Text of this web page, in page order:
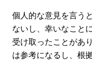
個人的な意見を言う
ないし、幸いなこと
受け取ったことがあ
は参考になるし、根